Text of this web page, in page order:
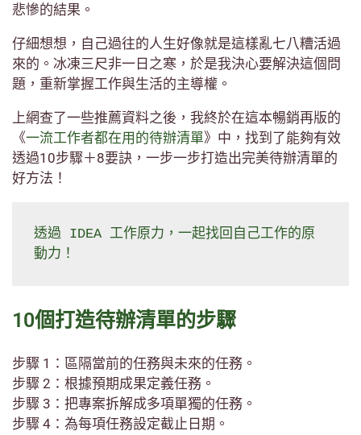
悲慘的結果。
仔細想想，自己過往的人生好像就是這樣亂七八糟活過
來的。冰凍三尺非一日之寒，於是我決心要解決這個問
題，重新掌握工作與生活的主導權。
上網查了一些推薦資料之後，我終於在這本暢銷再版的
《一流工作者都在用的待辦清單》中，找到了能夠有效
透過10步驟＋8要訣，一步一步打造出完美待辦清單的
好方法！
透過 IDEA 工作原力，一起找回自己工作的原
動力！
10個打造待辦清單的步驟
步驟 1：區隔當前的任務與未來的任務。
步驟 2：根據預期成果定義任務。
步驟 3：把專案拆解成多項單獨的任務。
步驟 4：為每項任務設定截止日期。